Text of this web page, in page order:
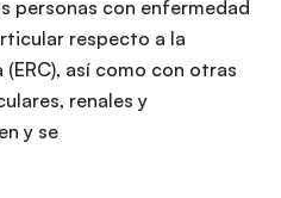
personas con enfermedad
respecto a la
así como con otras
renales y
y se